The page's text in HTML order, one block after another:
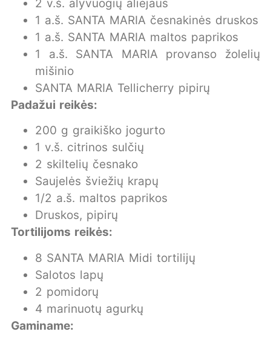
2 v.š. alyvuogių aliejaus
1 a.š. SANTA MARIA česnakinės druskos
1 a.š. SANTA MARIA maltos paprikos
1 a.š. SANTA MARIA provanso žolelių
mišinio
SANTA MARIA Tellicherry pipirų
Padažui reikės:
200 g graikiško jogurto
1 v.š. citrinos sulčių
2 skiltelių česnako
Saujelės šviežių krapų
1/2 a.š. maltos paprikos
Druskos, pipirų
Tortilijoms reikės:
8 SANTA MARIA Midi tortilijų
Salotos lapų
2 pomidorų
4 marinuotų agurkų
Gaminame: